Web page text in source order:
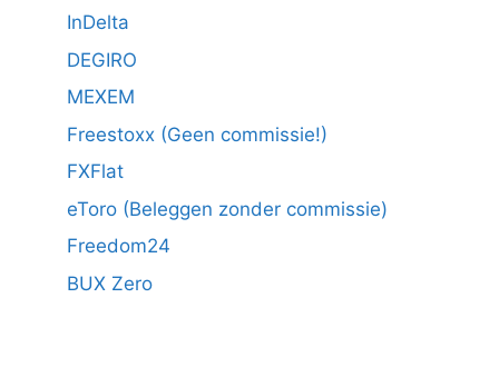
InDelta
DEGIRO
MEXEM
Freestoxx (Geen commissie!)
FXFlat
eToro (Beleggen zonder commissie)
Freedom24
BUX Zero